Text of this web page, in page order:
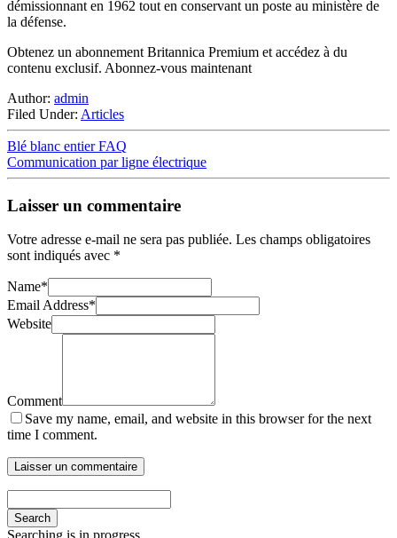
démissionnant en 1962 tout en conservant un poste au ministère de
la défense.
Obtenez un abonnement Britannica Premium et accédez à du
contenu exclusif. Abonnez-vous maintenant
Author: admin
Filed Under: Articles
Blé blanc entier FAQ
Communication par ligne électrique
Laisser un commentaire
Votre adresse e-mail ne sera pas publiée. Les champs obligatoires
sont indiqués avec *
Name*
Email Address*
Website
Comment
Save my name, email, and website in this browser for the next
time I comment.
Search